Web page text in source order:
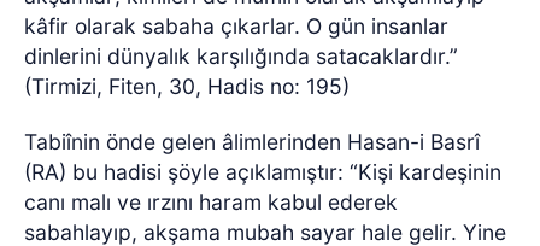
kâfir olarak sabaha çıkarlar. O gün insanlar
dinlerini dünyalık karşılığında satacaklardır.”
(Tirmizi, Fiten, 30, Hadis no: 195)
Tabiînin önde gelen âlimlerinden Hasan-i Basrî
(RA) bu hadisi şöyle açıklamıştır: “Kişi kardeşinin
canı malı ve ırzını haram kabul ederek
sabahlayıp, akşama mubah sayar hale gelir. Yine